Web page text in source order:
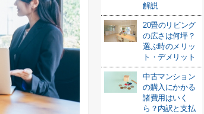
解説
20畳のリビング
の広さは何坪？
選ぶ時のメリッ
ト・デメリット
中古マンション
の購入にかかる
諸費用はいく
ら？内訳と支払